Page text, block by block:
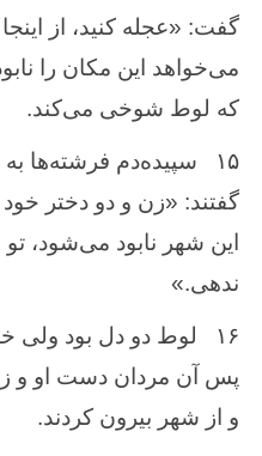
گفت‌: «عجله‌ كنید، از
می‌خواهد این ‌مكان ‌را
كه ‌لوط‌ شوخی می‌كند.
۱۵
سپیده‌دم‌ فرشته‌ها ‌به
گفتند: «زن ‌و دو دختر خود
این‌ شهر نابود می‌شود،
‌ندهی‌.»
۱۶
لوط‌ دو دل‌ بود ولی
پس‌ آن ‌مردان ‌دست‌ او و
و از شهر بیرون ‌كردند.